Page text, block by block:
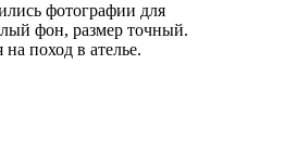
фотографии для
фон, размер точный.
поход в ателье.